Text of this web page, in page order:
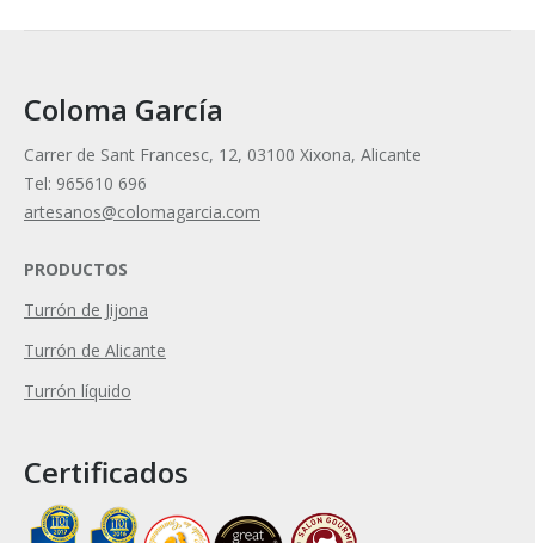
Coloma García
Carrer de Sant Francesc, 12, 03100 Xixona, Alicante
Tel: 965610 696
artesanos@colomagarcia.com
PRODUCTOS
Turrón de Jijona
Turrón de Alicante
Turrón líquido
Certificados